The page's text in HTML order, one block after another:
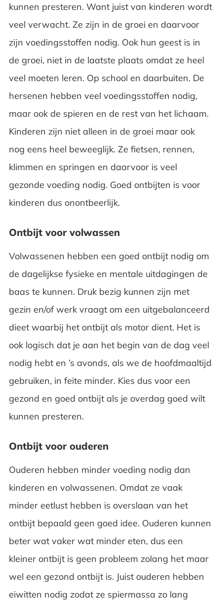
kunnen presteren. Want juist van kinderen wordt
veel verwacht. Ze zijn in de groei en daarvoor
zijn voedingsstoffen nodig. Ook hun geest is in
de groei, niet in de laatste plaats omdat ze heel
veel moeten leren. Op school en daarbuiten. De
hersenen hebben veel voedingsstoffen nodig,
maar ook de spieren en de rest van het lichaam.
Kinderen zijn niet alleen in de groei maar ook
nog eens heel beweeglijk. Ze fietsen, rennen,
klimmen en springen en daarvoor is veel
gezonde voeding nodig. Goed ontbijten is voor
kinderen dus onontbeerlijk.
Ontbijt voor volwassen
Volwassenen hebben een goed ontbijt nodig om
de dagelijkse fysieke en mentale uitdagingen de
baas te kunnen. Druk bezig kunnen zijn met
gezin en/of werk vraagt om een uitgebalanceerd
dieet waarbij het ontbijt als motor dient. Het is
ook logisch dat je aan het begin van de dag veel
nodig hebt en ’s avonds, als we de hoofdmaaltijd
gebruiken, in feite minder. Kies dus voor een
gezond en goed ontbijt als je overdag goed wilt
kunnen presteren.
Ontbijt voor ouderen
Ouderen hebben minder voeding nodig dan
kinderen en volwassenen. Omdat ze vaak
minder eetlust hebben is overslaan van het
ontbijt bepaald geen goed idee. Ouderen kunnen
beter wat vaker wat minder eten, dus een
kleiner ontbijt is geen probleem zolang het maar
wel een gezond ontbijt is. Juist ouderen hebben
eiwitten nodig zodat ze spiermassa zo lang